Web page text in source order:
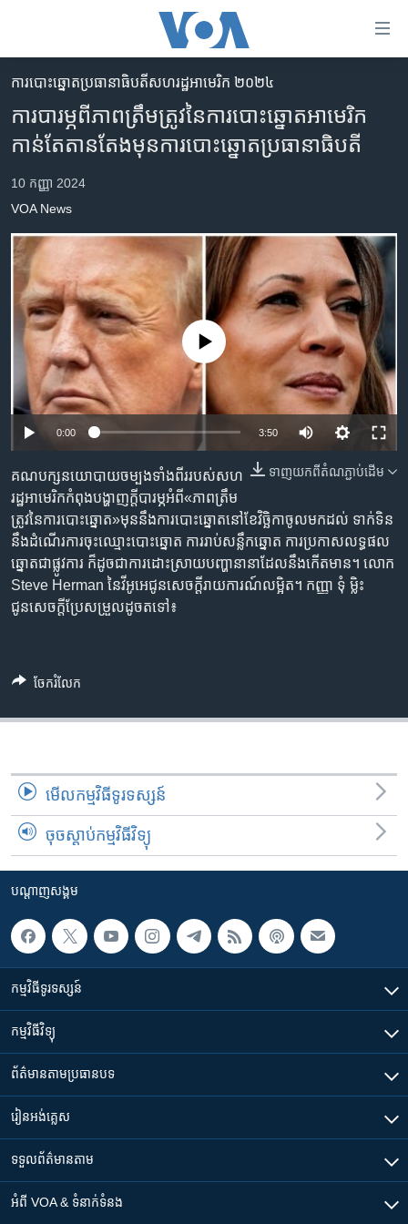
រំលង​
និង​
ទៅ​​
ទំព័រ​
ព័ត៌មាន​​
រំលង​
ទំព័រ​
រចនា
សម្ព័ន្ធ​
រំលង​
និង​
ចូល​
ទៅ​
កាន់​
ទំព័រ​
ស្វែង​
រក
អន្តរជាតិ
កម្ពុជាច្នៃប្រតិដ្ឋ
ព្រឹត្តិការណ៍ព័ត៌មាន
ទូរទស្សន៍ / វីដេអូ​
វិទ្យុ / ផតខាសថ៍
កម្មវិធីទាំងអស់
Khmer English
បណ្តាញ​សង្គម
ភាសា
ការបោះឆ្នោតប្រធានាធិបតីសហរដ្ឋអាមេរិក ២០២៤
ការបារម្ភ​ពី​ភាពត្រឹមត្រូវ​នៃ​ការ​បោះ​ឆ្នោត​អាមេរិក​
កាន់តែ​តានតែង​មុន​ការ​បោះឆ្នោត​ប្រធានាធិបតី
10 កញ្ញា 2024
VOA News
No media source currently available
0:00 3:50
ទាញ​យក​ពី​តំណភ្ជាប់​ដើម
គណបក្ស​នយោបាយ​ចម្បង​ទាំង​ពីរ​របស់​សហ
រដ្ឋ​អាមេរិក​កំពុងបង្ហាញ​ក្តីបារម្ភ​អំពី​‍«ភាពត្រឹម
ត្រូវ‍នៃការបោះឆ្នោត​‍»មុន​នឹង​ការបោះឆ្នោត​នៅ​ខែវិច្ឆិកា​ចូល​មកដល់​ ទាក់ទិន​
នឹង​ដំណើរការចុះ​ឈ្មោះ​បោះឆ្នោត ការរាប់សន្លឹក​ឆ្នោត ការ​ប្រកាស​លទ្ធផល​
ឆ្នោត​ជាផ្លូវការ ក៏ដូចជា​ការ​ដោះស្រាយបញ្ហានានា​ដែលនឹងកើតមាន។ លោក
Steve Herman ​នៃវីអូអេ​ជូនសេចក្តីរាយការណ៍​លម្អិត។ កញ្ញា ទុំ ម្លិះ
ជូនសេចក្តីប្រែសម្រួល​ដូចតទៅ៖
ចែករំលែក
មើល​កម្មវិធី​ទូរទស្សន៍
ចុចស្តាប់កម្មវិធីវិទ្យុ
បណ្តាញ​សង្គម
កម្មវិធី​ទូរទស្សន៍
កម្មវិធី​វិទ្យុ
ព័ត៌មាន​តាមប្រធានបទ​
រៀន​​អង់គ្លេស
ទទួល​ព័ត៌មាន​តាម
អំពី​ VOA & ទំនាក់ទំនង